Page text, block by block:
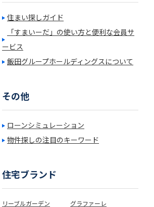
住まい探しガイド
「すまいーだ」の使い方と便利な会員サ
ービス
飯田グループホールディングスについて
その他
ローンシミュレーション
物件探しの注目のキーワード
住宅ブランド
リーブルガーデン
グラファーレ